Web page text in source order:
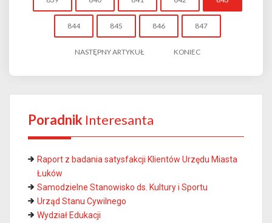
844 845 846 847
NASTĘPNY ARTYKUŁ KONIEC
Poradnik Interesanta
Raport z badania satysfakcji Klientów Urzędu Miasta
Łuków
Samodzielne Stanowisko ds. Kultury i Sportu
Urząd Stanu Cywilnego
Wydział Edukacji